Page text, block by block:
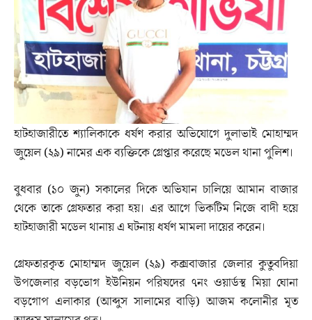
হাটহাজারীতে শ্যালিকাকে ধর্ষণ করার অভিযোগে দুলাভাই মোহাম্মদ
জুয়েল (২৯) নামের এক ব্যক্তিকে গ্রেপ্তার করেছে মডেল থানা পুলিশ।
বুধবার (১০ জুন) সকালের দিকে অভিযান চালিয়ে আমান বাজার
থেকে তাকে গ্রেফতার করা হয়। এর আগে ভিকটিম নিজে বাদী হয়ে
হাটহাজারী মডেল থানায় এ ঘটনায় ধর্ষণ মামলা দায়ের করেন।
গ্রেফতারকৃত মোহাম্মদ জুয়েল (২৯) কক্সবাজার জেলার কুতুবদিয়া
উপজেলার বড়ভোগ ইউনিয়ন পরিষদের ৭নং ওয়ার্ডস্থ মিয়া ঘোনা
বড়গোপ এলাকার (আব্দুস সালামের বাড়ি) আজম কলোনীর মৃত